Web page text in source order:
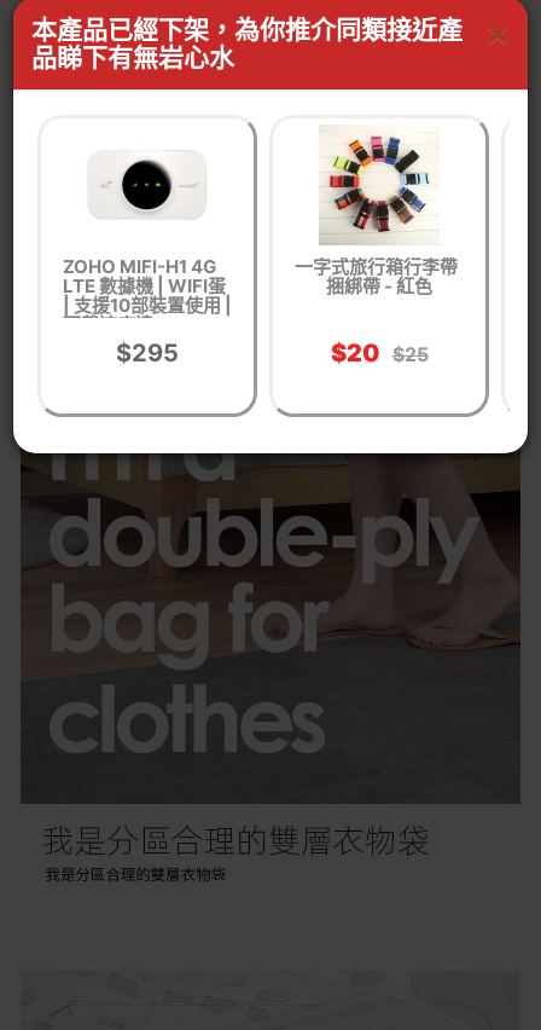
尺寸: 40x27x16cm
重量: 0.13kg
×
本產品已經下架，為你推介同類接近產
品睇下有無岩心水
ZOHO MIFI-H1 4G
LTE 數據機 | WIFI蛋
| 支援10部裝置使用 |
下載速度達
300Mbps | 香港行
貨
$295
一字式旅行箱行李帶
捆綁帶 - 紅色
$20 $25